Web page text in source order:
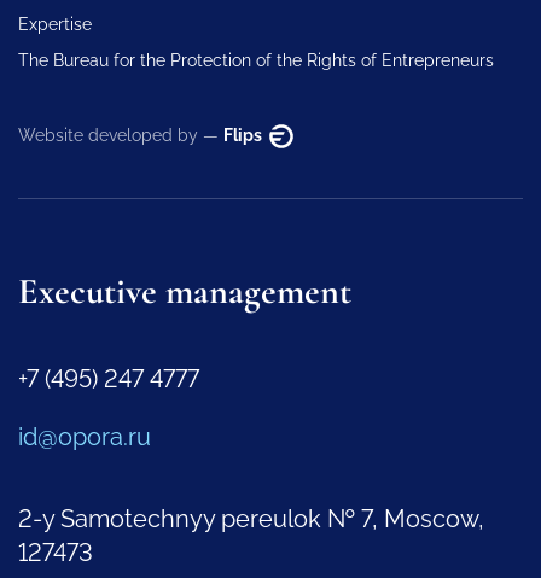
Expertise
The Bureau for the Protection of the Rights of Entrepreneurs
Website developed by — Flips
Executive management
+7 (495) 247 4777
id@opora.ru
2-y Samotechnyy pereulok № 7, Moscow,
127473